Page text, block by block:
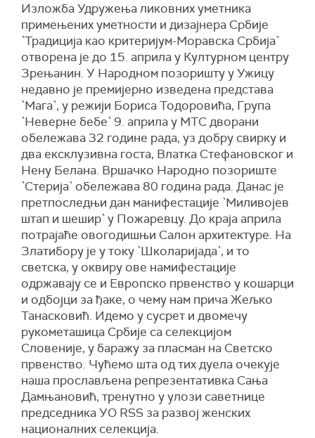
Изложба Удружења ликовних уметника
примењених уметности и дизајнера Србије
`Традиција као критеријум-Моравска Србија`
отворена је до 15. априла у Културном центру
Зрењанин. У Народном позоришту у Ужицу
недавно је премијерно изведена представа
`Мага`, у режији Бориса Тодоровића, Група
`Неверне бебе` 9. априла у МТС дворани
обележава 32 године рада, уз добру свирку и
два ексклузивна госта, Влатка Стефановског и
Нену Белана. Вршачко Народно позориште
`Стерија` обележава 80 година рада. Данас је
претпоследњи дан манифестације `Миливојев
штап и шешир` у Пожаревцу. До краја априла
потрајаће овогодишњи Салон архитектуре. На
Златибору је у току `Школаријада`, и то
светска, у оквиру ове намифестације
одржавају се и Европско првенство у кошарци
и одбојци за ђаке, о чему нам прича Жељко
Танасковић. Идемо у сусрет и двомечу
рукометашица Србије са селекцијом
Словеније, у баражу за пласман на Светско
првенство. Чућемо шта од тих дуела очекује
наша прослављена репрезентативка Сања
Дамњановић, тренутно у улози саветнице
председника УО RSS за развој женских
националних селекција.